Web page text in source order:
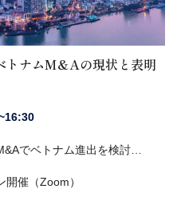
トナムM&Aの現状と表明
開催（Zoom）